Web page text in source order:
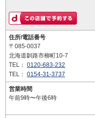
住所/電話番号
〒085-0037
北海道釧路市柳町10-7
TEL： 0120-683-232
TEL： 0154-31-3737
営業時間
午前9時〜午後6時